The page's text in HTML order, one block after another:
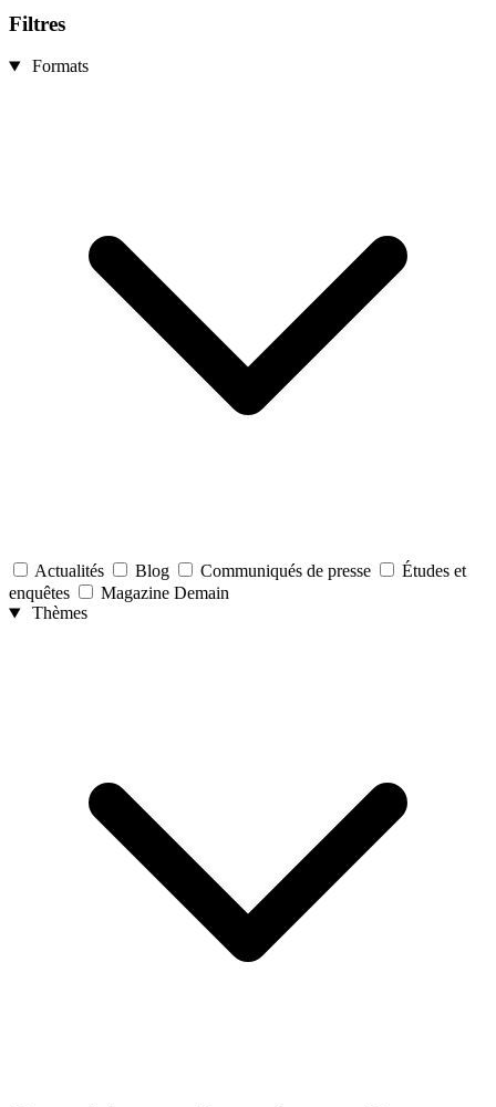
Filtres
Formats
Actualités Blog Communiqués de presse
Études et
enquêtes
Magazine Demain
Thèmes